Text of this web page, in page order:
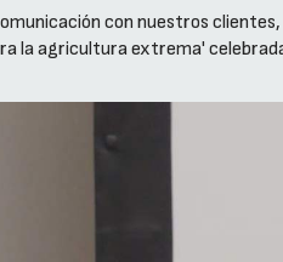
con nuestros
la agricultura extrema'